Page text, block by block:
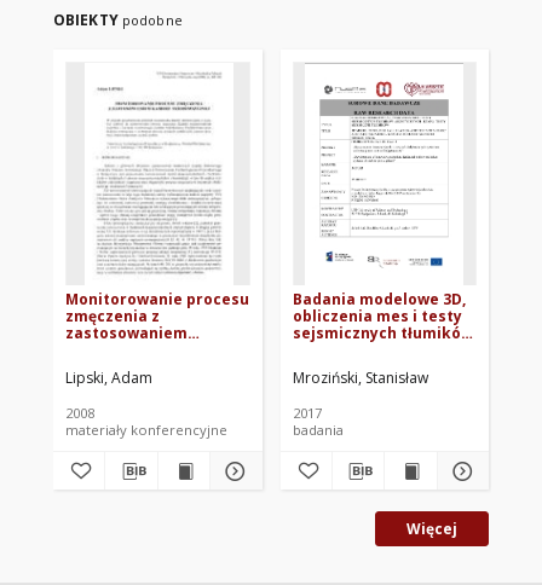
OBIEKTY podobne
Monitorowanie procesu
zmęczenia z
zastosowaniem
Lipski, Adam
2008
materiały konferencyjne
Badania modelowe 3D,
obliczenia mes i testy
sejsmicznych tłumików
Testy sejsmiczne
tłumików
Mroziński, Stanisław
2017
badania
Więcej